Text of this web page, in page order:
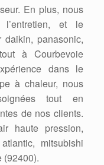
En plus, nous
l’entretien, et le
panasonic,
à Courbevoie
dans le
à chaleur, nous
tout en
de nos clients.
haute pression,
mitsubishi
(92400).